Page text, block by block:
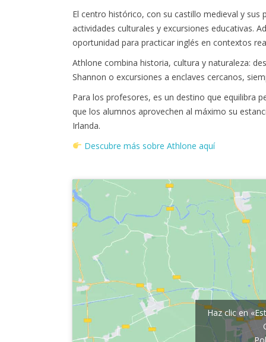
El centro histórico, con su castillo medieval y
actividades culturales y excursiones educativas.
oportunidad para practicar inglés en contextos
Athlone combina historia, cultura y naturaleza:
Shannon o excursiones a enclaves cercanos,
Para los profesores, es un destino que equilibra
que los alumnos aprovechen al máximo su
Irlanda.
Descubre más sobre Athlone aquí
Haz clic en